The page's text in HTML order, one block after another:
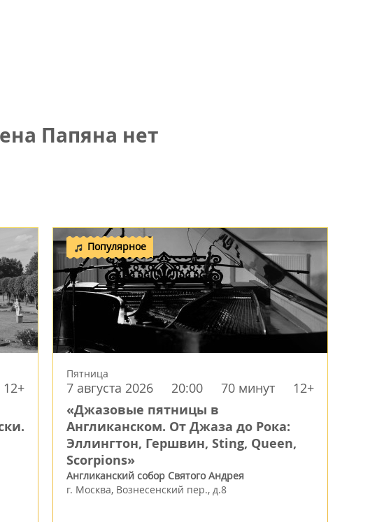
Папяна нет
12+
Популярное
Пятница
7 августа 2026 20:00 70 минут 12+
«Джазовые пятницы в
Англиканском. От Джаза до Рока:
Эллингтон, Гершвин, Sting, Queen,
Scorpions»
Англиканский собор Святого Андрея
г. Москва, Вознесенский пер., д.8